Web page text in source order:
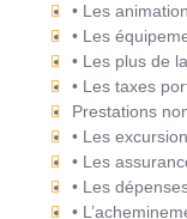
• Les
• Les
• Les plus de
• Les taxes
Prestations
• Les
• Les
• Les
•